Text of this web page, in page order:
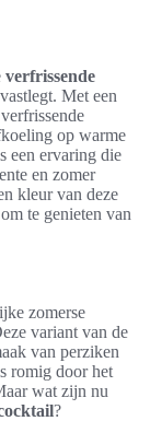
verfrissende
Met een
op warme
een ervaring die
en zomer
kleur van deze
te genieten van
zomerse
variant van de
van perziken
romig door het
wat zijn nu
?